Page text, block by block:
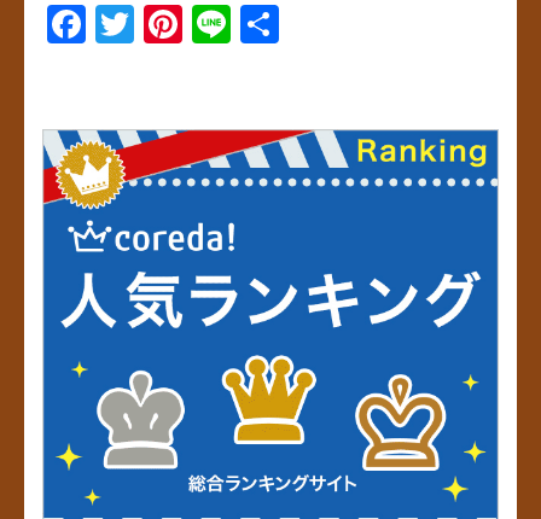
F
e
b
o
o
k
T
er
Pi
e
st
Li